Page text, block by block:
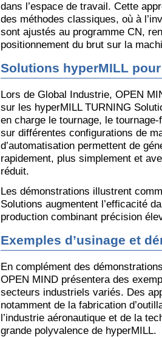
dans l’espace de travail. Cette
des méthodes classiques, où à
sont ajustés au programme CN,
positionnement du brut sur la
Solutions hyperMILL
Lors de Global Industrie, OPEN
sur les hyperMILL TURNING
en charge le tournage, le
sur différentes configurations de
d’automatisation permettent de
rapidement, plus simplement et
réduit.
Les démonstrations illustrent
Solutions augmentent l’efficacité
production combinant précision
Exemples d’usinage et
En complément des
OPEN MIND présentera des
secteurs industriels variés. Des
notamment de la fabrication
l’industrie aéronautique et de la
grande polyvalence de hyperMILL.